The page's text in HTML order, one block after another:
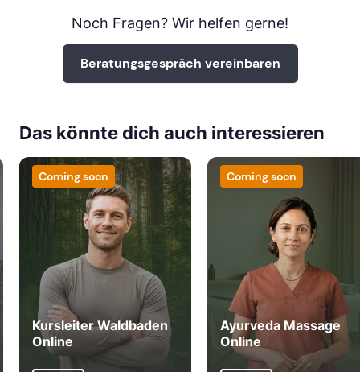
NÜRNBERG
ab Sa, 17. Oktober 2026
STUTTGART
ab Sa, 20. März 2027
Noch Fragen? Wir helfen gerne!
Beratungsgespräch vereinbaren
Das könnte dich auch interessieren
Coming soon
Kursleiter Waldbaden
Online
Coming soon
Ayurveda Massage
Online